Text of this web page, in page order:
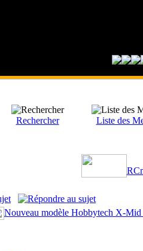
Rechercher Liste des
Nouveau modèle Hobbytech X-